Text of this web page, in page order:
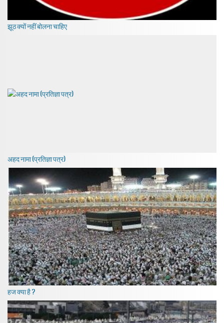
झूठ क्यों नहीं बोलना चाहिए
अहद नामा (प्रतिज्ञा पत्र)
हज क्या है ?